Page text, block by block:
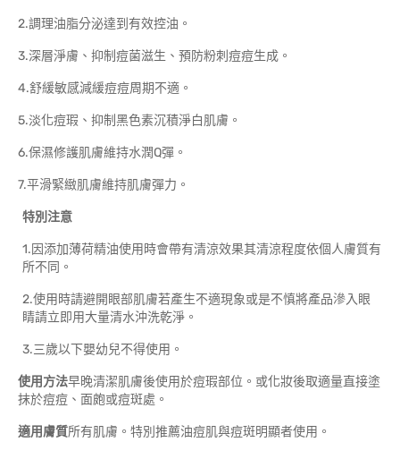
2.調理油脂分泌達到有效控油。
3.深層淨膚、抑制痘菌滋生、預防粉刺痘痘生成。
4.舒緩敏感減緩痘痘周期不適。
5.淡化痘瑕、抑制黑色素沉積淨白肌膚。
6.保濕修護肌膚維持水潤Q彈。
7.平滑緊緻肌膚維持肌膚彈力。
特別注意
1.因添加薄荷精油使用時會帶有清涼效果其清涼程度依個人膚質有
所不同。
2.使用時請避開眼部肌膚若產生不適現象或是不慎將產品滲入眼
睛請立即用大量清水沖洗乾淨。
3.三歲以下嬰幼兒不得使用。
使用方法早晚清潔肌膚後使用於痘瑕部位。或化妝後取適量直接塗
抹於痘痘、面皰或痘斑處。
適用膚質所有肌膚。特別推薦油痘肌與痘斑明顯者使用。